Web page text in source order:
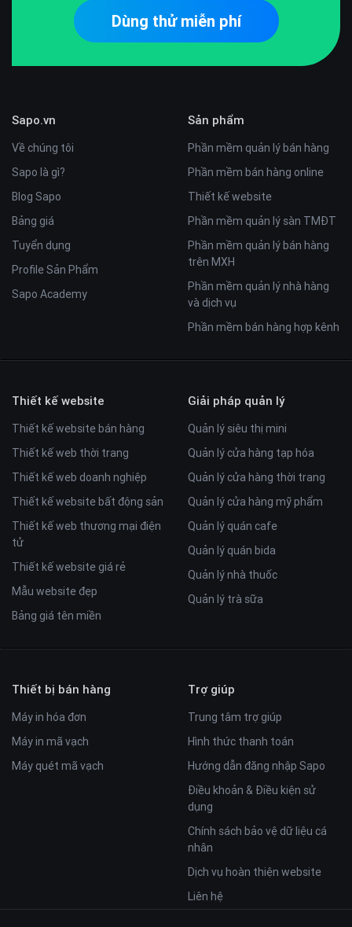
Dùng thử miễn phí
Sapo.vn
Về chúng tôi
Sapo là gì?
Blog Sapo
Bảng giá
Tuyển dụng
Profile Sản Phẩm
Sapo Academy
Sản phẩm
Phần mềm quản lý bán hàng
Phần mềm bán hàng online
Thiết kế website
Phần mềm quản lý sàn TMĐT
Phần mềm quản lý bán hàng
trên MXH
Phần mềm quản lý nhà hàng
và dịch vụ
Phần mềm bán hàng hợp kênh
Thiết kế website
Thiết kế website bán hàng
Thiết kế web thời trang
Thiết kế web doanh nghiệp
Thiết kế website bất động sản
Thiết kế web thương mại điện
tử
Thiết kế website giá rẻ
Mẫu website đẹp
Bảng giá tên miền
Giải pháp quản lý
Quản lý siêu thị mini
Quản lý cửa hàng tạp hóa
Quản lý cửa hàng thời trang
Quản lý cửa hàng mỹ phẩm
Quản lý quán cafe
Quản lý quán bida
Quản lý nhà thuốc
Quản lý trà sữa
Thiết bị bán hàng
Máy in hóa đơn
Máy in mã vạch
Máy quét mã vạch
Trợ giúp
Trung tâm trợ giúp
Hình thức thanh toán
Hướng dẫn đăng nhập Sapo
Điều khoản & Điều kiện sử
dụng
Chính sách bảo vệ dữ liệu cá
nhân
Dịch vụ hoàn thiện website
Liên hệ